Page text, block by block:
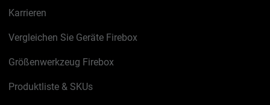
Karrieren
Vergleichen Sie Geräte Firebox
Größenwerkzeug Firebox
Produktliste & SKUs